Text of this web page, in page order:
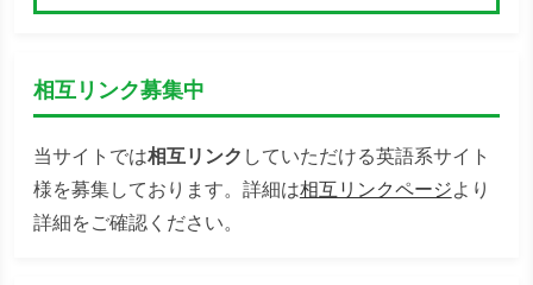
相互リンク募集中
当サイトでは相互リンク していただける英語系サイト
様を募集しております。詳細は相互リンクページより
詳細をご確認ください。